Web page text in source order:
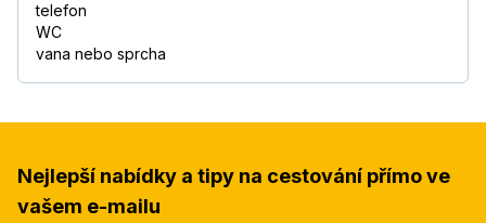
telefon
WC
vana nebo sprcha
Nejlepší nabídky a tipy na cestování přímo ve
vašem e-mailu